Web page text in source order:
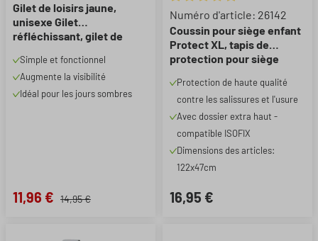
Gilet de loisirs jaune,
unisexe Gilet
réfléchissant, gilet de
taille S/M
Simple et fonctionnel
Augmente la visibilité
Idéal pour les jours sombres
11,96 € 14,95 €
Note moyenne de 4.9 sur 5
Numéro d'article: 26142
Coussin pour siège enfant
Protect XL, tapis de
protection pour siège
Protection de haute qualité
contre les salissures et l'usure
Avec dossier extra haut -
compatible ISOFIX
Dimensions des articles:
122x47cm
16,95 €